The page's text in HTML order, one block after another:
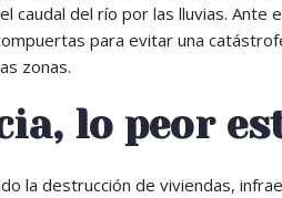
caudal del río por las lluvias. Ante
para evitar una
zonas.
lo peor
la destrucción de viviendas,